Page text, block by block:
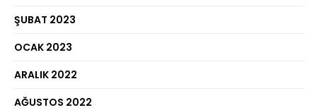
ŞUBAT 2023
OCAK 2023
ARALIK 2022
AĞUSTOS 2022